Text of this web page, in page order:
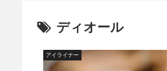
ディオール
アイライナー